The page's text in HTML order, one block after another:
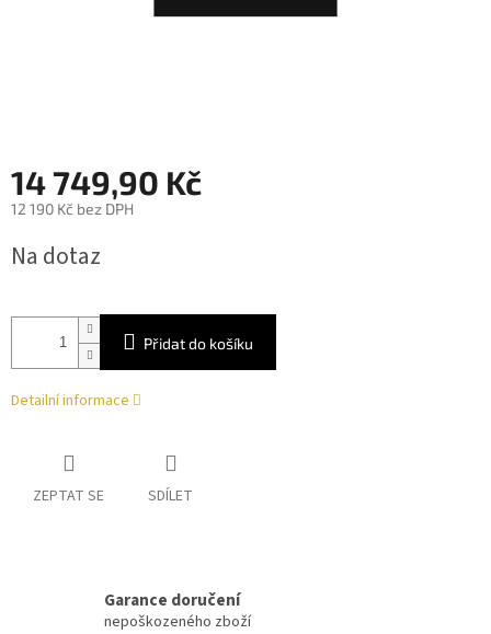
14 749,90 Kč
12 190 Kč bez DPH
cena:
Na dotaz
Přidat do košíku
Detailní informace
ZEPTAT SE SDÍLET
Garance doručení
nepoškozeného zboží